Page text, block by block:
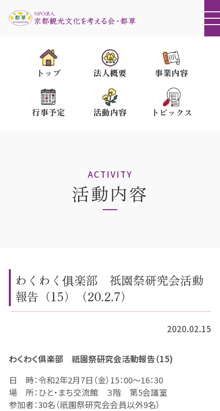
トップ 法人概要 事業内容
行事予定 活動内容 トピックス
ACTIVITY
活動内容
わくわく俱楽部 祇園祭研究会活動
報告（15）（20.2.7）
2020.02.15
わくわく俱楽部 祇園祭研究会活動報告（15)
日 時：令和2年2月7日（金）15：00～16：30
場 所：ひと・まち交流館 ３階 第5会議室
参加者：30名（祇園祭研究会会員以外9名）